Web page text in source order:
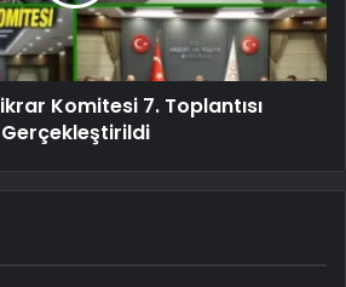
Komitesi 7. Toplantısı
Gerçekleştirildi